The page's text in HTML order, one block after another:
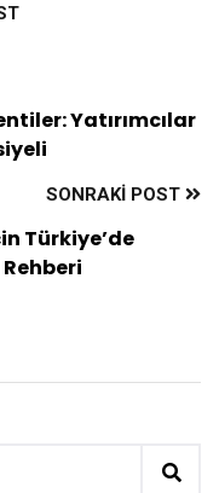
Yatırımcılar
SONRAKI POST
Türkiye’de